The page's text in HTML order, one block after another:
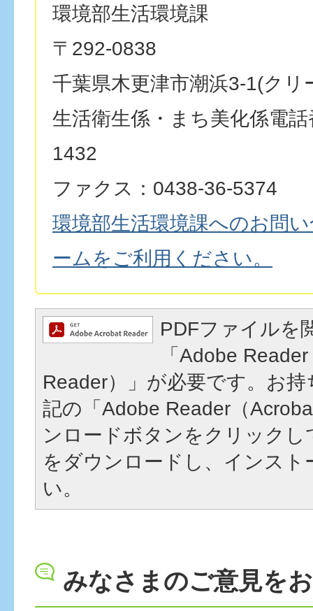
環境部生活環境課
〒292-0838
千葉県木更津市潮浜3-1(クリ
生活衛生係・まち美化係電
1432
ファクス：0438-36-5374
環境部生活環境課へのお問
ームをご利用ください。
PDFファイルを
「Adobe
Reader）」が必要です。お
記の「Adobe Reader（
ンロードボタンをクリック
をダウンロードし、インスト
い。
みなさまのご意見を